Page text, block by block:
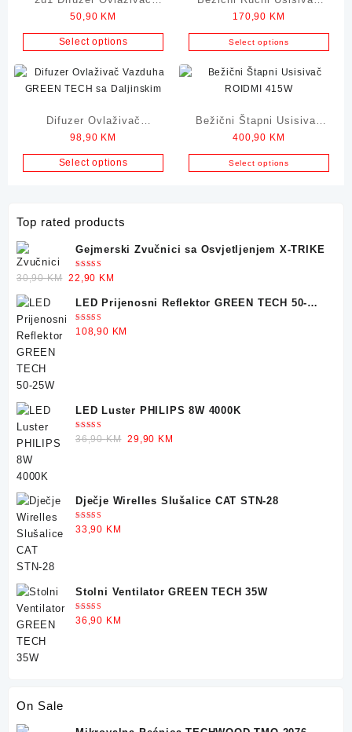
Vazduha i Lampa u 7 Boja
50,90 KM
Select options
BLAUPUNKT 120W
170,90 KM
Select options
Difuzer Ovlaživač
Vazduha GREEN TECH sa
Daljinskim
98,90 KM
Select options
Bežični Štapni Usisivač
ROIDMI 415W
400,90 KM
Select options
Top rated products
Gejmerski Zvučnici sa Osvjetljenjem X-TRIKE
Ocjenjeno
5.00 od 5
30,90KM Original
was:
30,90 KM.
22,90 KM
is:
22,90 KM.
LED Prijenosni Reflektor GREEN TECH 50-
25W
Ocjenjeno
5.00od 5
108,90 KM
LED Luster PHILIPS 8W 4000K
Ocjenjeno
5.00od 5
36,90KM Original
29,90 KM
Dječje Wirelles Slušalice CAT STN-28
Ocjenjeno
5.00od 5
33,90 KM
Stolni Ventilator GREEN TECH 35W
Ocjenjeno
5.00od 5
36,90 KM
On Sale